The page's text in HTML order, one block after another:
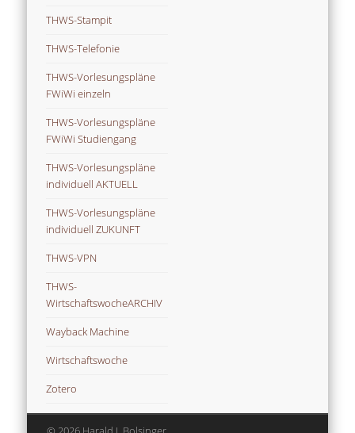
THWS-Stampit
THWS-Telefonie
THWS-Vorlesungspläne
FWiWi einzeln
THWS-Vorlesungspläne
FWiWi Studiengang
THWS-Vorlesungspläne
individuell AKTUELL
THWS-Vorlesungspläne
individuell ZUKUNFT
THWS-VPN
THWS-
WirtschaftswocheARCHIV
Wayback Machine
Wirtschaftswoche
Zotero